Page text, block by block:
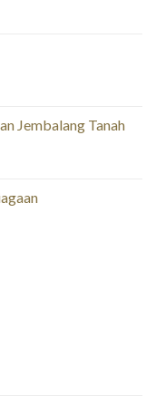
Jembalang Tanah